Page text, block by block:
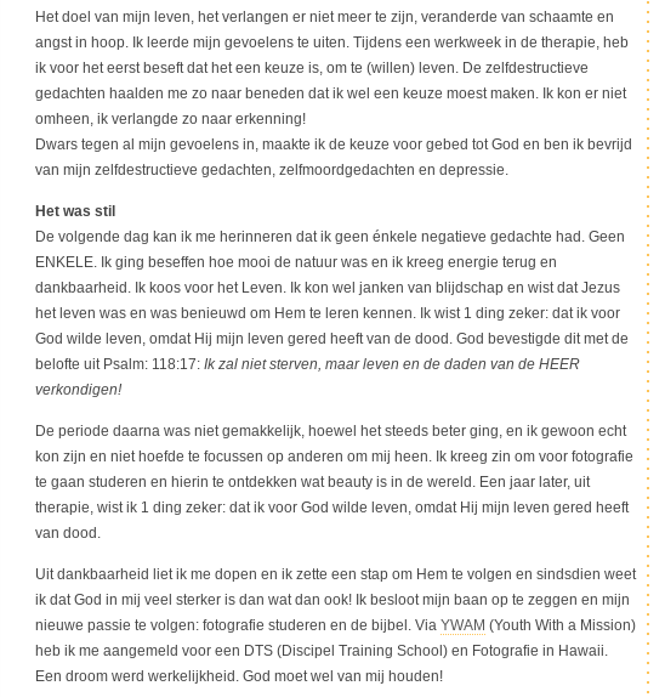
Het doel van mijn leven, het verlangen er niet meer te zijn, veranderde van schaamte en
angst in hoop. Ik leerde mijn gevoelens te uiten. Tijdens een werkweek in de therapie, heb
ik voor het eerst beseft dat het een keuze is, om te (willen) leven. De zelfdestructieve
gedachten haalden me zo naar beneden dat ik wel een keuze moest maken. Ik kon er niet
omheen, ik verlangde zo naar erkenning!
Dwars tegen al mijn gevoelens in, maakte ik de keuze voor gebed tot God en ben ik bevrijd
van mijn zelfdestructieve gedachten, zelfmoordgedachten en depressie.
Het was stil
De volgende dag kan ik me herinneren dat ik geen énkele negatieve gedachte had. Geen
ENKELE. Ik ging beseffen hoe mooi de natuur was en ik kreeg energie terug en
dankbaarheid. Ik koos voor het Leven. Ik kon wel janken van blijdschap en wist dat Jezus
het leven was en was benieuwd om Hem te leren kennen. Ik wist 1 ding zeker: dat ik voor
God wilde leven, omdat Hij mijn leven gered heeft van de dood. God bevestigde dit met de
belofte uit Psalm: 118:17: Ik zal niet sterven, maar leven en de daden van de HEER
verkondigen!
De periode daarna was niet gemakkelijk, hoewel het steeds beter ging, en ik gewoon echt
kon zijn en niet hoefde te focussen op anderen om mij heen. Ik kreeg zin om voor fotografie
te gaan studeren en hierin te ontdekken wat beauty is in de wereld. Een jaar later, uit
therapie, wist ik 1 ding zeker: dat ik voor God wilde leven, omdat Hij mijn leven gered heeft
van dood.
Uit dankbaarheid liet ik me dopen en ik zette een stap om Hem te volgen en sindsdien weet
ik dat God in mij veel sterker is dan wat dan ook! Ik besloot mijn baan op te zeggen en mijn
nieuwe passie te volgen: fotografie studeren en de bijbel. Via YWAM (Youth With a Mission)
heb ik me aangemeld voor een DTS (Discipel Training School) en Fotografie in Hawaii.
Een droom werd werkelijkheid. God moet wel van mij houden!